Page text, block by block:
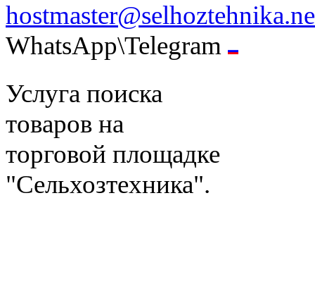
WhatsApp\Telegram
Услуга поиска
товаров на
торговой площадке
"Сельхозтехника".